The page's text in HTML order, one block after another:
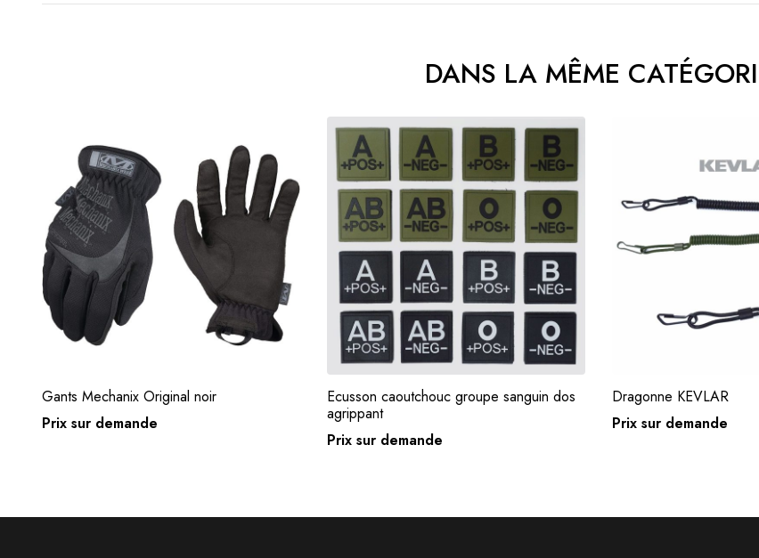
DANS LA MÊME
Lire la suite
Gants Mechanix Original noir
Prix sur demande
Choix des options
Ecusson caoutchouc groupe sanguin dos
agrippant
Prix sur demande
Demande
Dragonne KEVLAR
Prix sur demande